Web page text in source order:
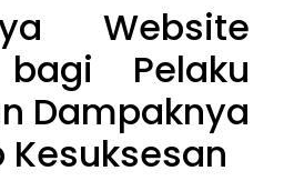
Website
Pelaku
Dampaknya